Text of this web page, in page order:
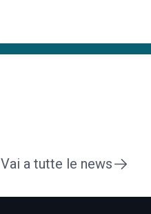
Vai a tutte le news